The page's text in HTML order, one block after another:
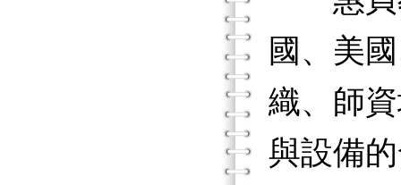
國、美
織、師
與設備